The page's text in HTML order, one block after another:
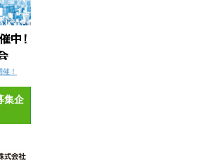
！
集企